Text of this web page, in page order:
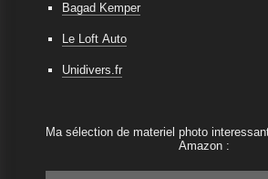
Bagad Kemper
Le Loft Auto
Unidivers.fr
Ma sélection de materiel photo
Amazon :